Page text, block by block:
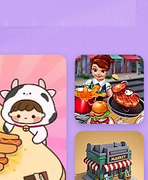
ADVERTISEMENT